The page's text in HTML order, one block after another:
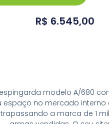
R$ 6.545,00
modelo A/680
espaço no mercado interno
a marca de 1